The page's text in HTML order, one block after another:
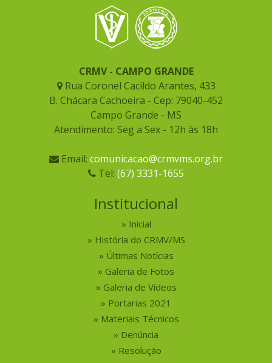
CRMV - CAMPO GRANDE
Rua Coronel Cacildo Arantes, 433
B. Chácara Cachoeira - Cep: 79040-452
Campo Grande - MS
Atendimento: Seg a Sex - 12h às 18h
Email: comunicacao@crmvms.org.br
Tel: (67) 3331-1655
Institucional
Inicial
História do CRMV/MS
Últimas Notícias
Galeria de Fotos
Galeria de Vídeos
Portarias 2021
Materiais Técnicos
Denúncia
Resolução